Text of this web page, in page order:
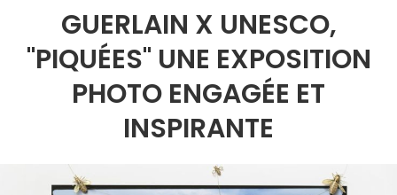
GUERLAIN X UNESCO,
"PIQUÉES" UNE EXPOSITION
PHOTO ENGAGÉE ET
INSPIRANTE